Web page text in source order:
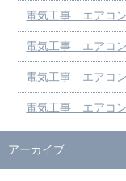
電気工事 エアコ
電気工事 エアコ
電気工事 エアコ
電気工事 エアコ
アーカイブ